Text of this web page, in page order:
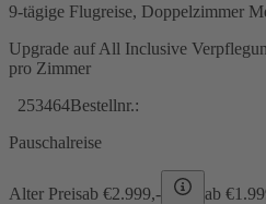
9-tägige Flugreise, Doppelzimmer
Upgrade auf All Inclusive
pro Zimmer
253464Bestellnr.:
Pauschalreise
Alter Preisab €2.999,- ab €